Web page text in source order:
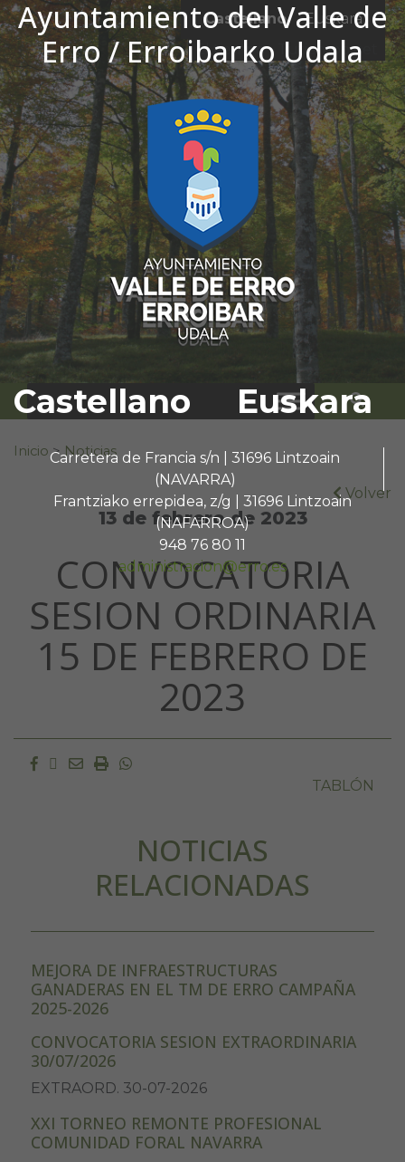
Ayuntamiento del Valle de
Erro / Erroibarko Udala
Castellano Euskara
Carretera de Francia s/n | 31696 Lintzoain
(NAVARRA)
Frantziako errepidea, z/g | 31696 Lintzoain
(NAFARROA)
948 76 80 11
administracion@erro.es
Ir al contenido
Castellano
Euskara
El tiempo - Tutiempo.net
Buscar:
Inicio > Noticias
Volver
13 de febrero de 2023
CONVOCATORIA
SESION ORDINARIA
15 DE FEBRERO DE
2023
Facebook
Twitter
EmailImprimir
Whatsapp
TABLÓN
NOTICIAS
RELACIONADAS
MEJORA DE INFRAESTRUCTURAS
GANADERAS EN EL TM DE ERRO CAMPAÑA
2025-2026
CONVOCATORIA SESION EXTRAORDINARIA
30/07/2026
EXTRAORD. 30-07-2026
XXI TORNEO REMONTE PROFESIONAL
COMUNIDAD FORAL NAVARRA